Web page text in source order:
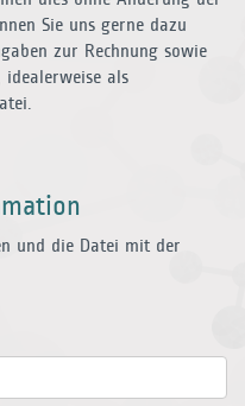
Sie uns gerne dazu
zur Rechnung sowie
idealerweise als
und die Datei mit der